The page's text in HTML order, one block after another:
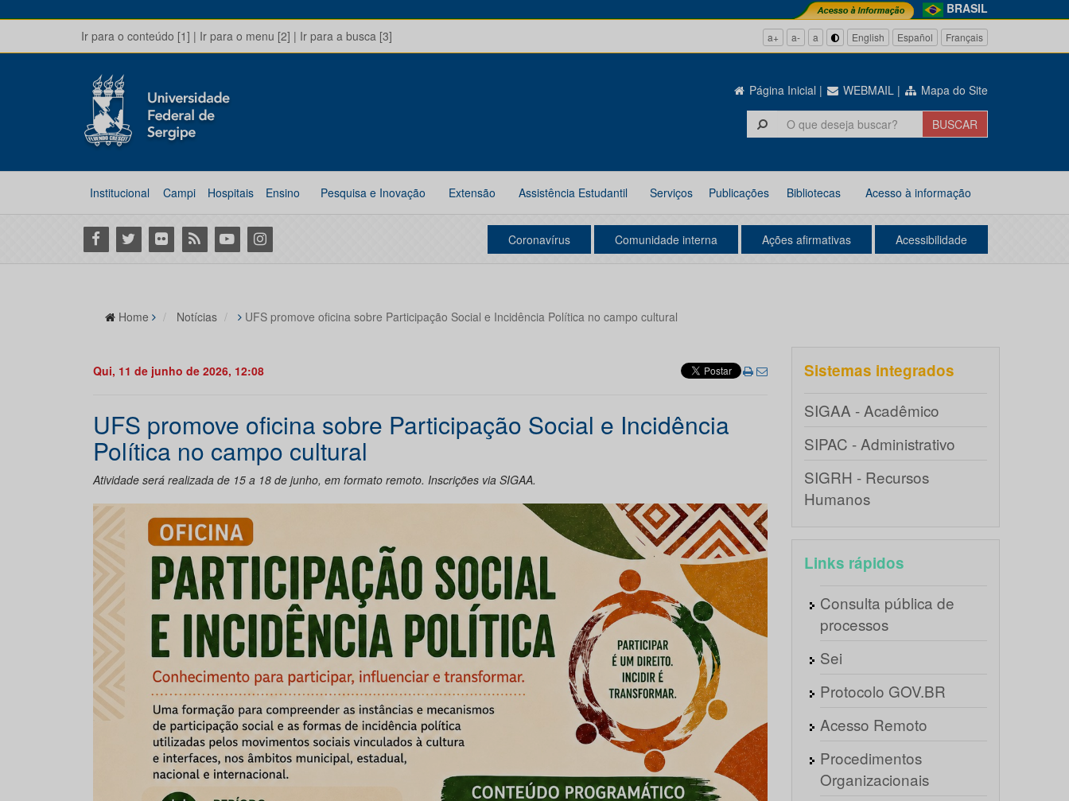
BRASIL
Ir para o conteúdo [1] | Ir para o menu [2] | Ir para a busca [3] a+ a- a English Español Français
Página Inicial | WEBMAIL | Mapa do Site
Institucional Campi Hospitais Ensino Pesquisa e Inovação Extensão Assistência Estudantil Serviços Publicações Bibliotecas Acesso à informação
Facebook
Twitter Flickr RSS YoutubeInstagram Coronavírus Comunidade interna Ações afirmativas Acessibilidade
Home Notícias UFS promove oficina sobre Participação Social e Incidência Política no campo cultural
Qui, 11 de junho de 2026, 12:08
UFS promove oficina sobre Participação Social e Incidência
Política no campo cultural
Atividade será realizada de 15 a 18 de junho, em formato remoto. Inscrições via SIGAA.
Sistemas integrados
SIGAA - Acadêmico
SIPAC - Administrativo
SIGRH - Recursos
Humanos
Links rápidos
Consulta pública de
processos
Sei
Protocolo GOV.BR
Acesso Remoto
Procedimentos
Organizacionais